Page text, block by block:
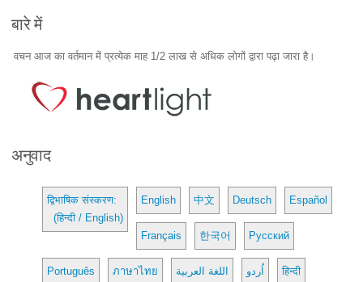
बारे में
वचन आज का वर्तमान में प्रत्येक माह 1/2 लाख से अधिक लोगों द्वारा पढ़ा जारा है।
अनुवाद
द्विभाषिक संस्करण:
(हिन्दी / English)
English 中文 Deutsch Español
Français 한국어 Русский
Português ภาษาไทย اللغة العربية اُردو हिन्दी